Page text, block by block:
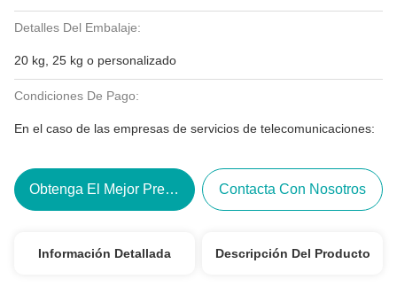
Detalles Del Embalaje:
20 kg, 25 kg o personalizado
Condiciones De Pago:
En el caso de las empresas de servicios de telecomunicaciones:
Obtenga El Mejor Precio Contacta Con Nosotros
Información Detallada Descripción Del Producto